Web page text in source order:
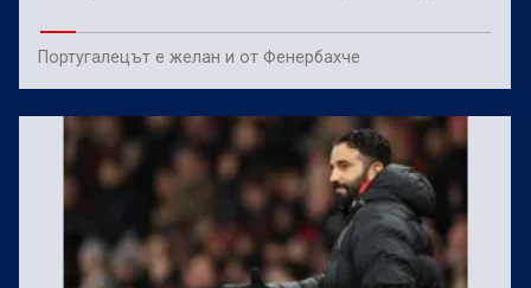
Португалецът е желан и от Фенербахче